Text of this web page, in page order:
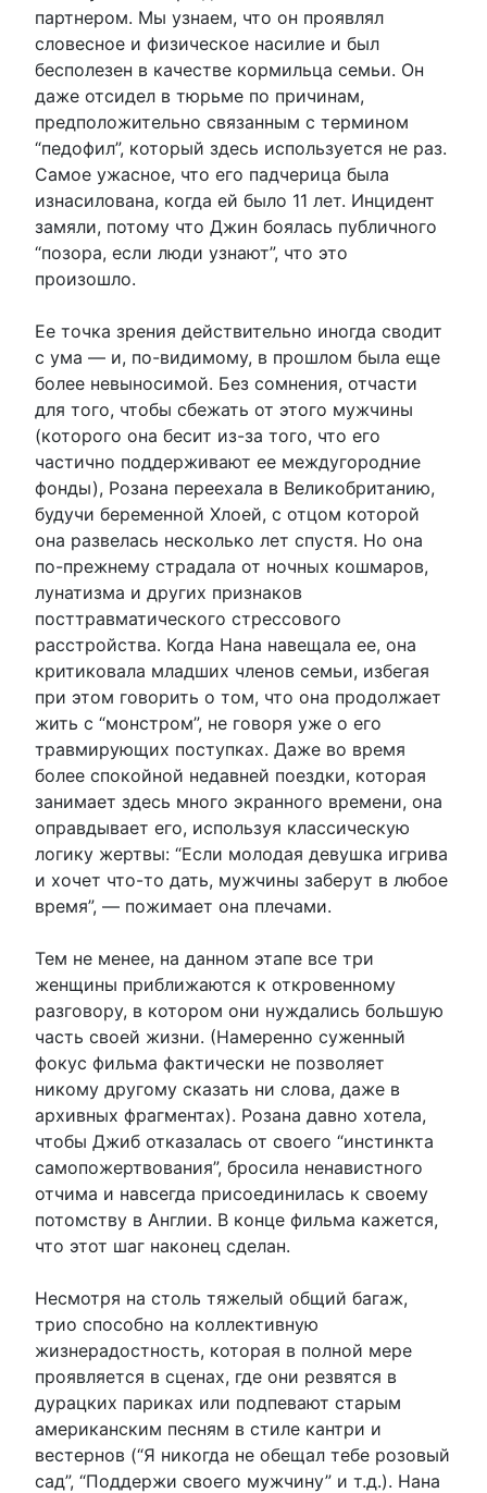
партнером. Мы узнаем, что он проявлял
словесное и физическое насилие и был
бесполезен в качестве кормильца семьи. Он
даже отсидел в тюрьме по причинам,
предположительно связанным с термином
“педофил”, который здесь используется не раз.
Самое ужасное, что его падчерица была
изнасилована, когда ей было 11 лет. Инцидент
замяли, потому что Джин боялась публичного
“позора, если люди узнают”, что это
произошло.
Ее точка зрения действительно иногда сводит
с ума — и, по-видимому, в прошлом была еще
более невыносимой. Без сомнения, отчасти
для того, чтобы сбежать от этого мужчины
(которого она бесит из-за того, что его
частично поддерживают ее междугородние
фонды), Розана переехала в Великобританию,
будучи беременной Хлоей, с отцом которой
она развелась несколько лет спустя. Но она
по-прежнему страдала от ночных кошмаров,
лунатизма и других признаков
посттравматического стрессового
расстройства. Когда Нана навещала ее, она
критиковала младших членов семьи, избегая
при этом говорить о том, что она продолжает
жить с “монстром”, не говоря уже о его
травмирующих поступках. Даже во время
более спокойной недавней поездки, которая
занимает здесь много экранного времени, она
оправдывает его, используя классическую
логику жертвы: “Если молодая девушка игрива
и хочет что-то дать, мужчины заберут в любое
время”, — пожимает она плечами.
Тем не менее, на данном этапе все три
женщины приближаются к откровенному
разговору, в котором они нуждались большую
часть своей жизни. (Намеренно суженный
фокус фильма фактически не позволяет
никому другому сказать ни слова, даже в
архивных фрагментах). Розана давно хотела,
чтобы Джиб отказалась от своего “инстинкта
самопожертвования”, бросила ненавистного
отчима и навсегда присоединилась к своему
потомству в Англии. В конце фильма кажется,
что этот шаг наконец сделан.
Несмотря на столь тяжелый общий багаж,
трио способно на коллективную
жизнерадостность, которая в полной мере
проявляется в сценах, где они резвятся в
дурацких париках или подпевают старым
американским песням в стиле кантри и
вестернов (“Я никогда не обещал тебе розовый
сад”, “Поддержи своего мужчину” и т.д.). Нана